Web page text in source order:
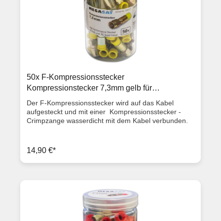
50x F-Kompressionsstecker
Kompressionstecker 7,3mm gelb für
Koaxialkabel
Der F-Kompressionsstecker wird auf das Kabel
aufgesteckt und mit einer Kompressionsstecker -
Crimpzange wasserdicht mit dem Kabel verbunden.
Geliefert werden 50 Stück in einer transportsicheren
Kunststoff-Transportbox Ausstattungsmerkmale F-
Kompressionsstecker Gewindedurchmesser 7,3mm
14,90 €*